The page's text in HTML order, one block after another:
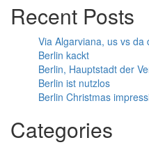
Recent Posts
Via Algarviana, us vs da
Berlin kackt
Berlin, Hauptstadt der
Berlin ist nutzlos
Berlin Christmas
Categories